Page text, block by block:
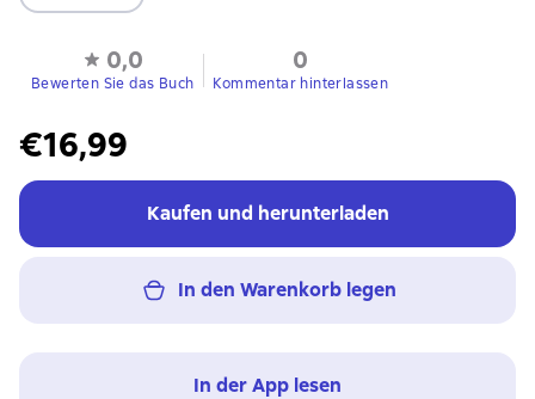
0,0
Bewerten Sie das Buch
0
Kommentar hinterlassen
€16,99
Kaufen und herunterladen
In den Warenkorb legen
In der App lesen